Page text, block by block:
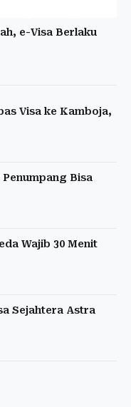
e-Visa Berlaku
Visa ke Kamboja,
Bisa
Wajib 30 Menit
Sejahtera Astra